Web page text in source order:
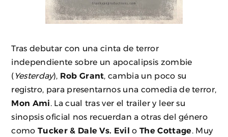
Tras debutar con una cinta de terror
independiente sobre un apocalipsis zombie
( Yesterday), Rob Grant , cambia un poco su
registro, para presentarnos una comedia de terror,
Mon Ami
. La cual tras ver el trailer y leer su
sinopsis oficial nos recuerdan a otras del género
comoTucker & Dale Vs. Evil oThe Cottage . Muy